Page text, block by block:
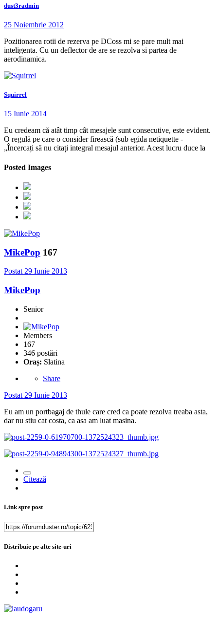
dust3radmin
25 Noiembrie 2012
Pozitionarea rotii de rezerva pe DCoss mi se pare mult mai
inteligenta. Cu un deflector de are se rezolva si partea de
aerodinamica.
Squirrel
15 Iunie 2014
Eu credeam că atât timp cât mesajele sunt consecutive, este evident.
O regulă pe care o consider firească (sub egida netiquette -
„Încercați să nu citați integral mesajul anterior. Acest lucru duce la
Posted Images
MikePop 167
Postat 29 Iunie 2013
MikePop
Senior
Members
167
346 postări
Oraș: Slatina
Share
Postat 29 Iunie 2013
Eu am un portbagaj de thule care cred ca poate rezolva treaba asta,
dar nu stiu cat costa, ca asa am luat masina.
Citează
Link spre post
Distribuie pe alte site-uri